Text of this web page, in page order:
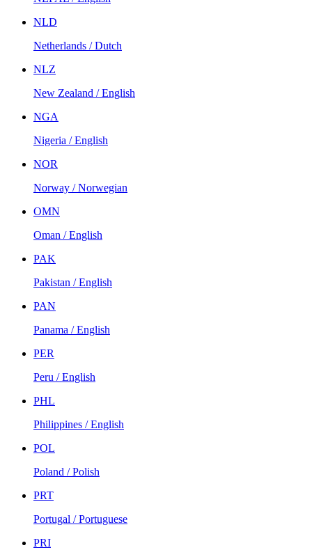
NLD
Netherlands / Dutch
NLZ
New Zealand / English
NGA
Nigeria / English
NOR
Norway / Norwegian
OMN
Oman / English
PAK
Pakistan / English
PAN
Panama / English
PER
Peru / English
PHL
Philippines / English
POL
Poland / Polish
PRT
Portugal / Portuguese
PRI